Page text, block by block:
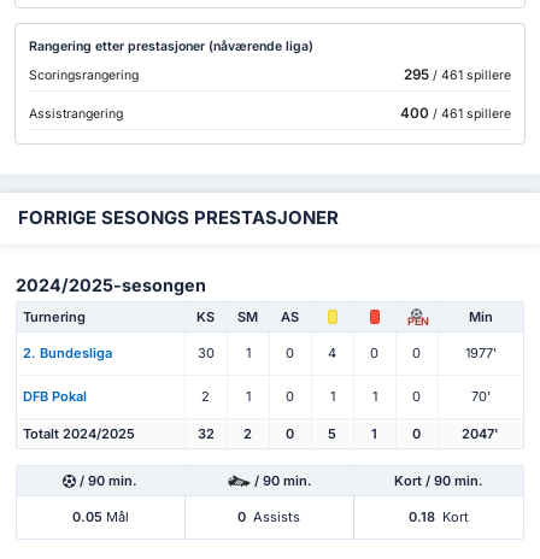
Rangering etter prestasjoner (nåværende liga)
Scoringsrangering
295/ 461 spillere
Assistrangering 400 / 461 spillere
FORRIGE SESONGS PRESTASJONER
2024/2025-sesongen
Turnering KS SM AS PEN Min
2. Bundesliga 30 1 0 4 0 0 1977'
DFB Pokal 2 1 0 1 1 0 70'
Totalt 2024/2025 32 2 0 5 1 0 2047'
/ 90 min. / 90 min. Kort / 90 min.
0.05Mål 0 Assists 0.18 Kort